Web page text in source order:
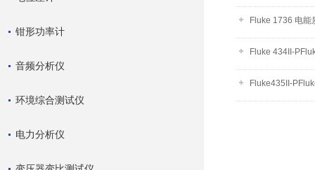
钳形功率计
音频分析仪
环境综合测试仪
电力分析仪
Fluke 1736 电能
Fluke 434II-
Fluke435II-